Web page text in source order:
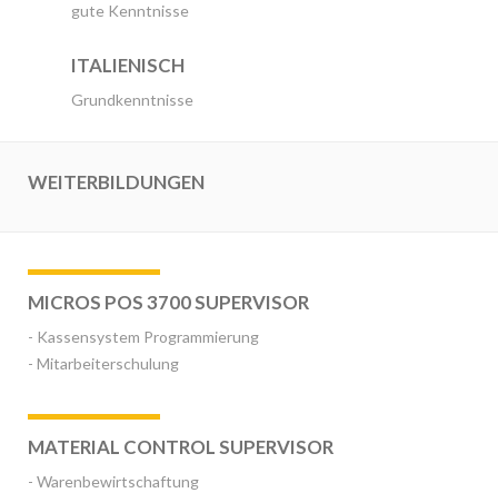
gute Kenntnisse
ITALIENISCH
Grundkenntnisse
WEITERBILDUNGEN
MICROS POS 3700 SUPERVISOR
- Kassensystem Programmierung
- Mitarbeiterschulung
MATERIAL CONTROL SUPERVISOR
- Warenbewirtschaftung